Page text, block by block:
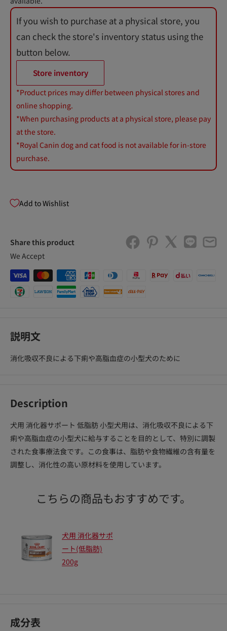
If you wish to purchase at a physical store, you
can check the store's inventory status using the
button below.
Store inventory
*Product prices may differ between physical stores and
online shopping.
*When purchasing products at a physical store, please pay
at the store.
*Royal Canin dog and cat food is not available for in-store
purchase.
Add to Wishlist
Share this product
We Accept
説明文
消化吸収不良による下痢や高脂血症の小型犬のために
Description
犬用 消化器サポート 低脂肪 小型犬用は、消化吸収不良による下
痢や高脂血症の小型犬に給与することを目的として、特別に調製
された食事療法食です。この食事は、脂肪や食物繊維の含有量を
調整し、消化性の高い原材料を使用しています。
こちらの商品もおすすめです。
犬用 消化器サポ
ート(低脂肪)
200g
成分表